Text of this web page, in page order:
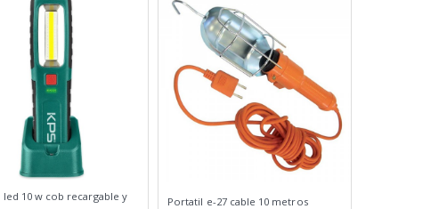
10 w cob recargable y
Portatil e-27 cable 10 metros